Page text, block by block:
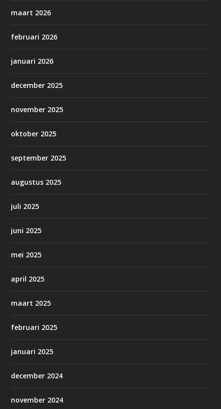
maart 2026
februari 2026
januari 2026
december 2025
november 2025
oktober 2025
september 2025
augustus 2025
juli 2025
juni 2025
mei 2025
april 2025
maart 2025
februari 2025
januari 2025
december 2024
november 2024